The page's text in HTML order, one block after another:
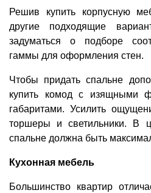
Решив купить корпусную
другие подходящие
задуматься о подборе
гаммы для оформления стен.
Чтобы придать спальне
купить комод с изящными
габаритами. Усилить
торшеры и светильники. В
спальне должна быть
Кухонная мебель
Большинство квартир